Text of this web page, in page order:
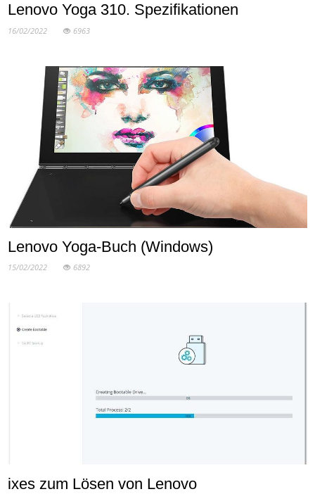
Lenovo Yoga 310. Spezifikationen
16/02/2022 6963
Lenovo Yoga-Buch (Windows)
15/02/2022 6892
ixes zum Lösen von Lenovo